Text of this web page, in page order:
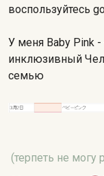
воспользуйтесь
У меня Baby Pink
инклюзивный
семью
(терпеть не могу